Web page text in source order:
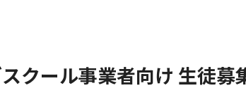
クール事業者向け 生徒